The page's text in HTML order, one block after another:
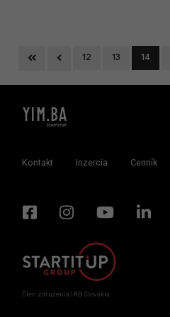
First Previous
12 13 14
Kontakt Inzercia Cenník
Člen združenia IAB Slovakia